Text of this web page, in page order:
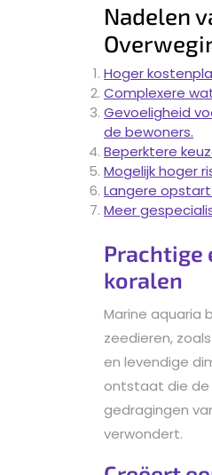
Nadelen
Hoger
Complexere
Gevoeligheid
de bewoners.
Beperktere
Mogelijk hoger
Langere
Meer
Prachtige
koralen
Marine aquaria
zeedieren,
en levendige
ontstaat die de
gedragingen
verwondert.